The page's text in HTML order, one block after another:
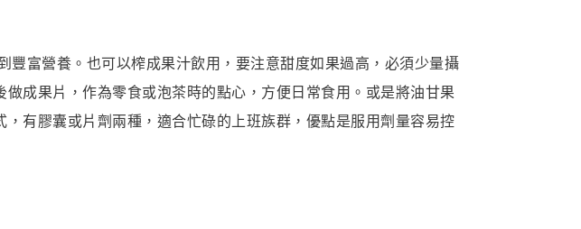
富營養。也可以榨成果汁飲用，要注意甜度如果過高，必須少量攝
成果片，作為零食或泡茶時的點心，方便日常食用。或是將油甘果
有膠囊或片劑兩種，適合忙碌的上班族群，優點是服用劑量容易控